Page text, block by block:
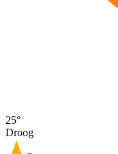
25°
Droog